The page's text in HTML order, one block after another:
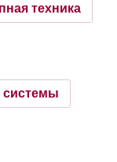
техника
системы